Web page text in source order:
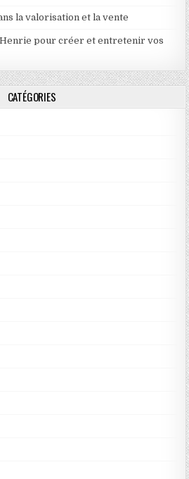
la valorisation et la vente
pour créer et entretenir vos
CATÉGORIES